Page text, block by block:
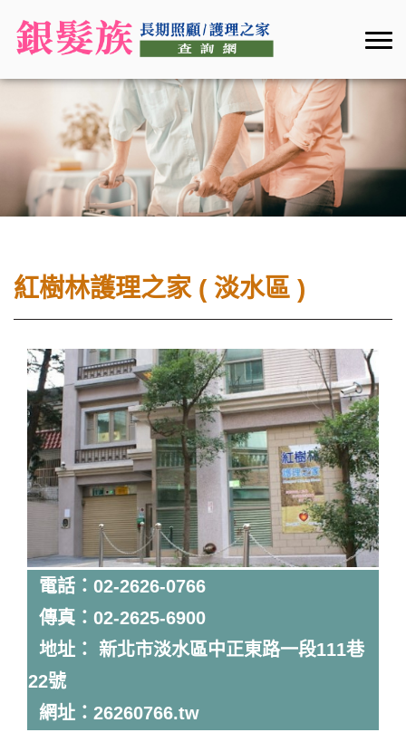
紅樹林護理之家 ( 淡水區 )
電話：02-2626-0766
傳真：02-2625-6900
地址： 新北市淡水區中正東路一段111巷
22號
網址： 26260766.tw